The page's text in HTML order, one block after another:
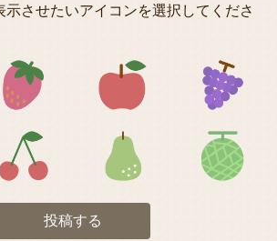
示させたいアイコンを選択してくださ
ン1 アイコン2 アイコン3
ン5 アイコン6 アイコン7
投稿する